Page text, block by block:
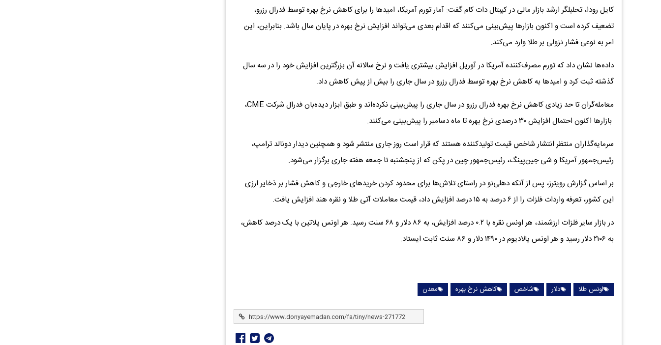
کایل رودا، تحلیلگر ارشد بازار مالی در کپیتال دات کام گفت: آمار تورم آمریکا، امیدها را برای کاهش نرخ بهره توسط فدرال رزرو،
تضعیف کرده است و اکنون بازارها پیش‌بینی می‌کنند که اقدام بعدی می‌تواند افزایش نرخ بهره در پایان سال باشد. بنابراین، این
امر به نوعی فشار نزولی بر طلا وارد می‌کند.
داده‌ها نشان داد که تورم مصرف‌کننده آمریکا در آوریل افزایش بیشتری یافت و نرخ سالانه آن بزرگترین افزایش خود را در سه سال
گذشته ثبت کرد و امیدها به کاهش نرخ بهره توسط فدرال رزرو در سال جاری را بیش از پیش کاهش داد.
معامله‌گران تا حد زیادی کاهش نرخ بهره فدرال رزرو در سال جاری را پیش‌بینی نکرده‌اند و طبق ابزار دیده‌بان فدرال شرکت CME،
بازارها اکنون احتمال افزایش ۳۰ درصدی نرخ بهره تا ماه دسامبر را پیش‌بینی می‌کنند.
سرمایه‌گذاران منتظر انتشار شاخص قیمت تولیدکننده هستند که قرار است روز جاری منتشر شود و همچنین دیدار دونالد ترامپ،
رئیس‌جمهور آمریکا و شی جین‌پینگ، رئیس‌جمهور چین در پکن که از پنجشنبه تا جمعه هفته جاری برگزار می‌شود.
بر اساس گزارش رویترز، پس از آنکه دهلی‌نو در راستای تلاش‌ها برای محدود کردن خریدهای خارجی و کاهش فشار بر ذخایر ارزی
این کشور، تعرفه واردات فلزات را از ۶ درصد به ۱۵ درصد افزایش داد، قیمت معاملات آتی طلا و نقره هند افزایش یافت.
در بازار سایر فلزات ارزشمند، هر اونس نقره با ۰.۲ درصد افزایش، به ۸۶ دلار و ۶۸ سنت رسید. هر اونس پلاتین با یک درصد کاهش،
به ۲۱۰۶ دلار رسید و هر اونس پالادیوم در ۱۴۹۰ دلار و ۸۶ سنت ثابت ایستاد.
اونس طلا دلار شاخص کاهش نرخ بهره معدن